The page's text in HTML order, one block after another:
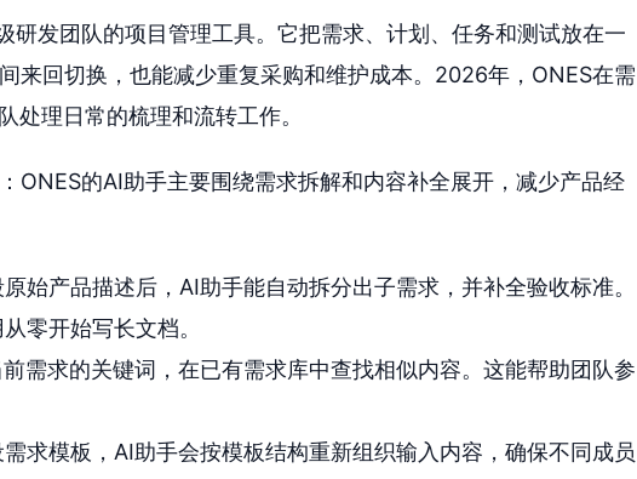
研发团队的项目管理工具。它把需求、计划、任务和测试放在一
来回切换，也能减少重复采购和维护成本。2026年，ONES在需
处理日常的梳理和流转工作。
：ONES的AI助手主要围绕需求拆解和内容补全展开，减少产品经
始产品描述后，AI助手能自动拆分出子需求，并补全验收标准。
零开始写长文档。
前需求的关键词，在已有需求库中查找相似内容。这能帮助团队参
求模板，AI助手会按模板结构重新组织输入内容，确保不同成员